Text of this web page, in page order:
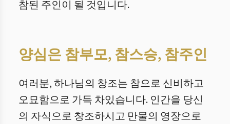
참된 주인이 될 것입니다.
양심은 참부모, 참스승, 참주인
여러분, 하나님의 창조는 참으로 신비하고
오묘함으로 가득 차있습니다. 인간을 당신
의 자식으로 창조하시고 만물의 영장으로